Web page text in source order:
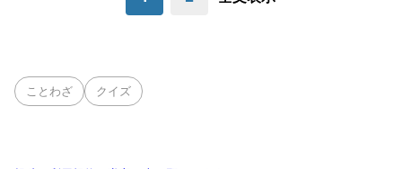
ことわざ クイズ